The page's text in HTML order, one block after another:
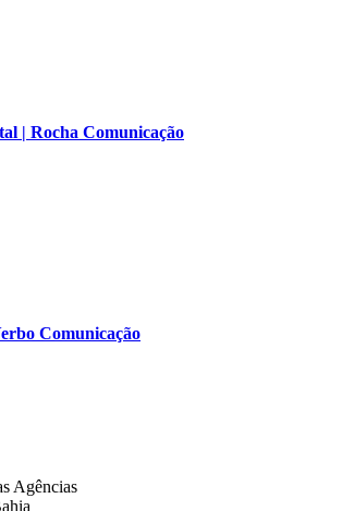
| Rocha Comunicação
Comunicação
Agências